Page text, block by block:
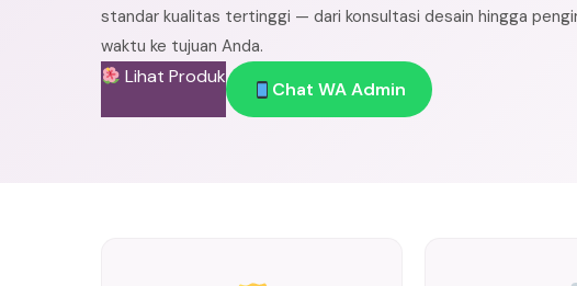
standar kualitas tertinggi — dari konsultasi desain hingga
waktu ke tujuan Anda.
Lihat Produk
Chat WA Admin